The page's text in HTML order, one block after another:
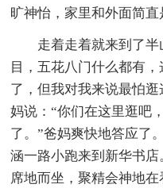
旷神怡，家里和外面简直
走着走着就来到了
目，五花八门什么都有
了，但我对我来说最怕
妈说：“你们在这里逛吧
了。”爸妈爽快地答应了
涵一路小跑来到新华书
席地而坐，聚精会神地